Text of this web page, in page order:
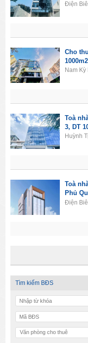
Điện
Cho
Nam
Toà
3, DT
Huỳnh
Toà
Phủ
Điện
Tìm kiếm BĐS
Văn phòng cho thuê